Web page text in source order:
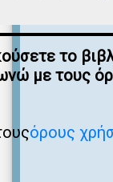
το
με τους
όρους